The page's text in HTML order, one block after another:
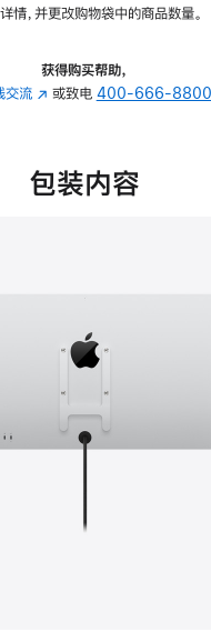
转
的
情，并更改购物袋中的商品数量。
获得购买帮助，
交流 (在
中
或致电 400-666-8800
包装内容